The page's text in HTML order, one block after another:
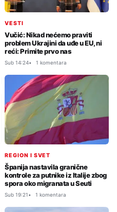
VESTI
Vučić: Nikad nećemo praviti
problem Ukrajini da uđe u EU, ni
reći: Primite prvo nas
Sub 14:24 1 komentara
REGION I SVET
Španija nastavila granične
kontrole za putnike iz Italije zbog
spora oko migranata u Seuti
Sub 19:21 1 komentara